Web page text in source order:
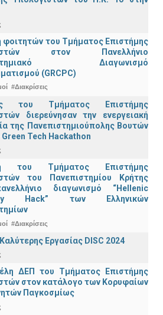
φοιτητών του Τμήματος Επιστήμης
στον Πανελλήνιο
Διαγωνισμό
(GRCPC)
#Διακρίσεις
του Τμήματος Επιστήμης
διερεύνησαν την ενεργειακή
της Πανεπιστημιούπολης Βουτών
Green Tech Hackathon
του Τμήματος Επιστήμης
του Πανεπιστημίου Κρήτης
διαγωνισμό “Hellenic
Hack” των Ελληνικών
#Διακρίσεις
Εργασίας DISC 2024
ΔΕΠ του Τμήματος Επιστήμης
στον κατάλογο των Κορυφαίων
Παγκοσμίως